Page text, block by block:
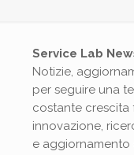
Service Lab
Notizie,
per seguire una
costante crescita
innovazione,
e aggiornamento